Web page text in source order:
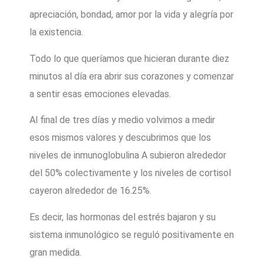
apreciación, bondad, amor por la vida y alegría por
la existencia.
Todo lo que queríamos que hicieran durante diez
minutos al día era abrir sus corazones y comenzar
a sentir esas emociones elevadas.
Al final de tres días y medio volvimos a medir
esos mismos valores y descubrimos que los
niveles de inmunoglobulina A subieron alrededor
del 50% colectivamente y los niveles de cortisol
cayeron alrededor de 16.25%.
Es decir, las hormonas del estrés bajaron y su
sistema inmunológico se reguló positivamente en
gran medida.